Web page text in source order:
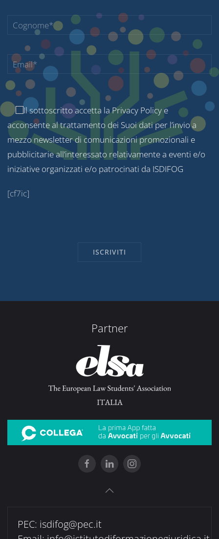
Il sottoscritto accetta laPrivacy Policy e
acconsente al trattamento dei Suoi dati per l’invio a
mezzo newsletter di comunicazioni promozionali e
pubblicitarie all’interessato relativamente a eventi e/o
iniziative organizzati e/o patrocinati da ISDIFOG
[cf7ic]
Partner
PEC: isdifog@pec.it